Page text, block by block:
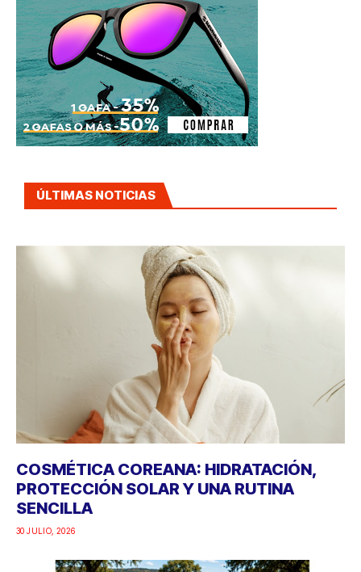
ÚLTIMAS NOTICIAS
COSMÉTICA COREANA: HIDRATACIÓN,
PROTECCIÓN SOLAR Y UNA RUTINA
SENCILLA
30 JULIO, 2026